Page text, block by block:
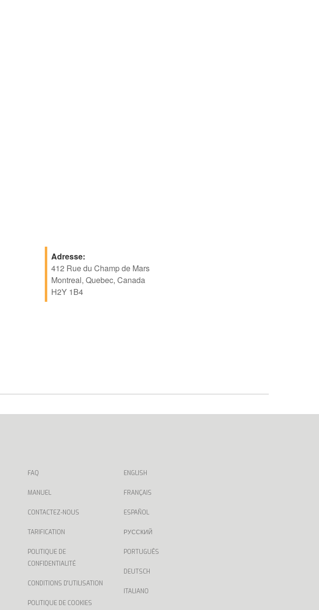
Adresse:
412 Rue du Champ de Mars
Montreal, Quebec, Canada
H2Y 1B4
FAQ
MANUEL
CONTACTEZ-NOUS
TARIFICATION
POLITIQUE DE
CONFIDENTIALITÉ
CONDITIONS D'UTILISATION
POLITIQUE DE COOKIES
ENGLISH
FRANÇAIS
ESPAÑOL
РУССКИЙ
PORTUGUÊS
DEUTSCH
ITALIANO